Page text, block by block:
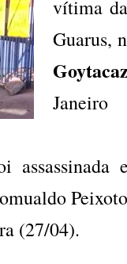
vítima
Guarus,
Janeiro
(27/04).